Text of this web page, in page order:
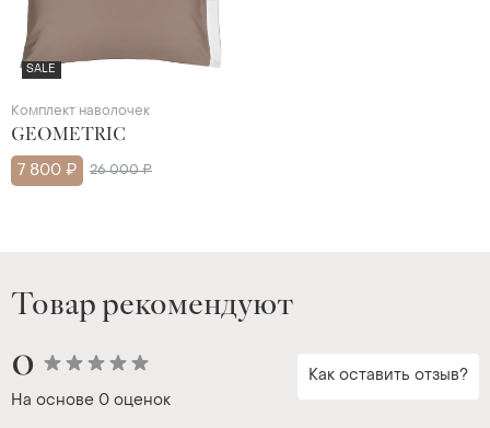
SALE
Комплект наволочек
GEOMETRIC
7 800 ₽ 26 000 ₽
Товар рекомендуют
0
На основе 0 оценок
Как оставить отзыв?